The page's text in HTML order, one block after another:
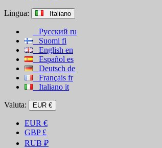
Lingua: Italiano
Русский ru
Suomi fi
English en
Español es
Deutsch de
Français fr
Italiano it
Valuta: EUR €
EUR €
GBP £
RUB ₽